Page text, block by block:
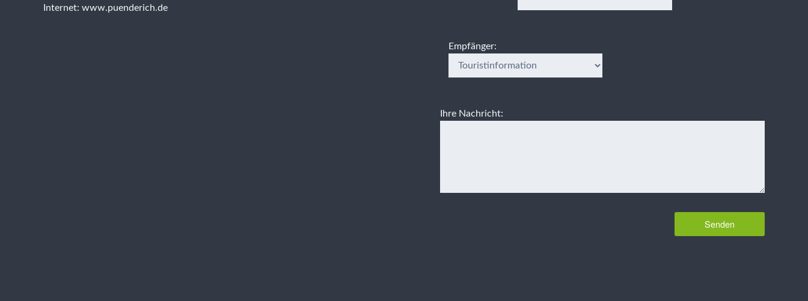
Internet: www.puenderich.de
Empfänger:
Ihre Nachricht: